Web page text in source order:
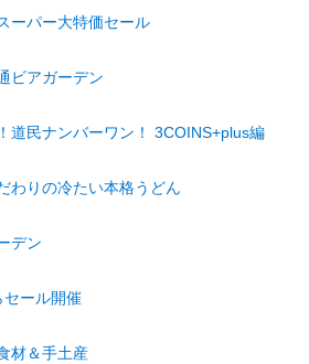
ーパー大特価セール
ビアガーデン
道民ナンバーワン！ 3COINS+plus編
わりの冷たい本格うどん
デン
セール開催
材＆手土産